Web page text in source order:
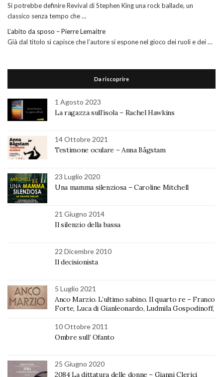
Si potrebbe definire Revival di Stephen King una rock ballade, un
classico senza tempo che …
L’abito da sposo – Pierre Lemaitre
Già dal titolo si capisce che l’autore si espone nel gioco dei ruoli e dei …
Da riscoprire
1 Agosto 2023
La ragazza sull’isola – Rachel Hawkins
14 Ottobre 2021
Testimone oculare – Anna Bågstam
23 Luglio 2020
Una mamma silenziosa – Caroline Mitchell
21 Giugno 2014
Il silenzio della bassa
22 Dicembre 2010
Il decisionista
5 Luglio 2021
Anco Marzio. L’ultimo sabino. Il quarto re – Franco
Forte, Luca di Gianleonardo, Ludmila Gospodinoff,
10 Ottobre 2011
Ombre sull’ Ofanto
25 Giugno 2020
2084 La dittatura delle donne – Gianni Clerici